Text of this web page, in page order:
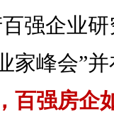
强企业
家峰会”
百强房企